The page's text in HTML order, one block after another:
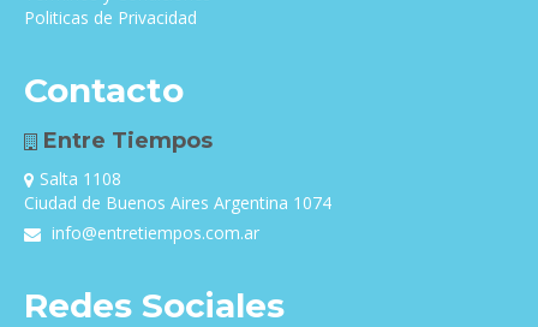
Politicas de Privacidad
Contacto
Entre Tiempos
Salta 1108
Ciudad de Buenos Aires Argentina 1074
info@entretiempos.com.ar
Redes Sociales